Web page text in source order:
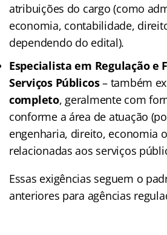
atribuições do cargo (como
economia, contabilidade,
dependendo do edital).
Especialista em Regulação e
Serviços Públicos– também
completo, geralmente com
conforme a área de atuação
engenharia, direito, economia
relacionadas aos serviços
Essas exigências seguem o
anteriores para agências